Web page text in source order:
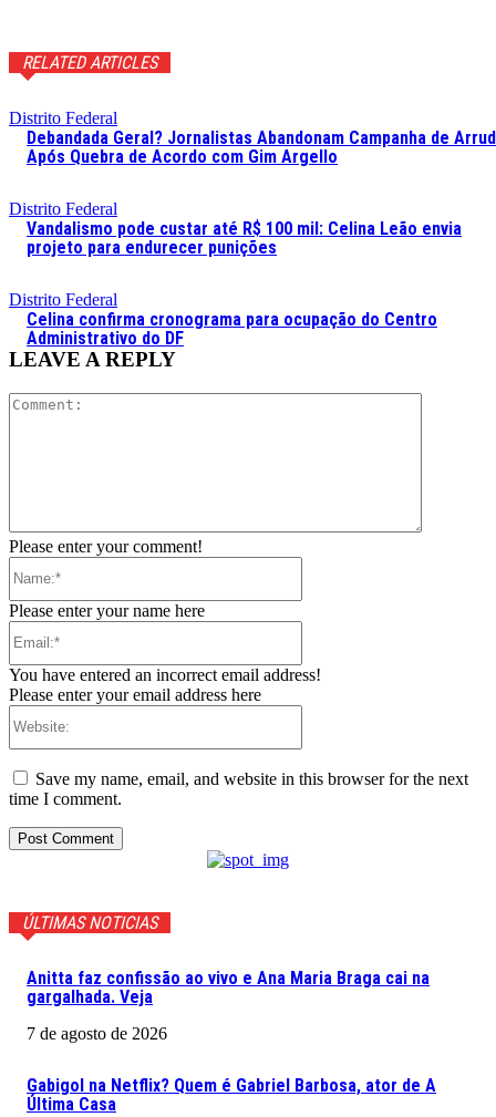
RELATED ARTICLES
Distrito Federal
Debandada Geral? Jornalistas Abandonam Campanha de
Após Quebra de Acordo com Gim Argello
Distrito Federal
Vandalismo pode custar até R$ 100 mil: Celina Leão envia
projeto para endurecer punições
Distrito Federal
Celina confirma cronograma para ocupação do Centro
Administrativo do DF
LEAVE A REPLY
Please enter your comment!
Please enter your name here
You have entered an incorrect email address!
Please enter your email address here
Save my name, email, and website in this browser for the next
time I comment.
ÚLTIMAS NOTICIAS
Anitta faz confissão ao vivo e Ana Maria Braga cai na
gargalhada. Veja
7 de agosto de 2026
Gabigol na Netflix? Quem é Gabriel Barbosa, ator de A
Última Casa